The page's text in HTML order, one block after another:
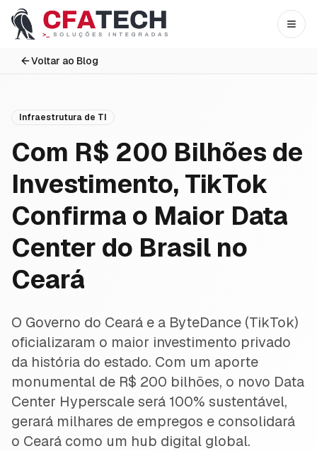
Pular para o conteúdo principal
Abrir
Voltar ao Blog
Infraestrutura de TI
Com R$ 200 Bilhões de
Investimento, TikTok
Confirma o Maior Data
Center do Brasil no
Ceará
O Governo do Ceará e a ByteDance (TikTok)
oficializaram o maior investimento privado
da história do estado. Com um aporte
monumental de R$ 200 bilhões, o novo Data
Center Hyperscale será 100% sustentável,
gerará milhares de empregos e consolidará
o Ceará como um hub digital global.